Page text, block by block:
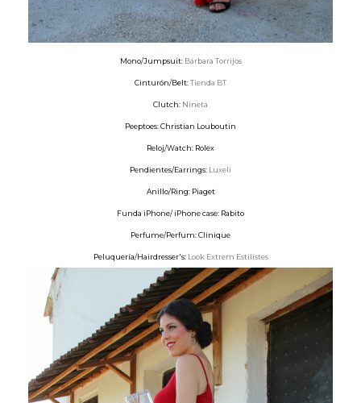
Mono/Jumpsuit: Bárbara Torrijos
Cinturón/Belt:Tienda BT
Clutch: Nineta
Peeptoes: Christian Louboutin
Reloj/Watch: Rolex
Pendientes/Earrings: Luxeli
Anillo/Ring: Piaget
Funda iPhone/ iPhone case: Rabito
Perfume/Perfum: Clinique
Peluquería/Hairdresser's: Look Extrem Estilistes